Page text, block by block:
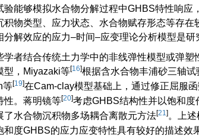
验能够模拟水合物分解过程中GHBS特性响
积物类型、应力状态、水合物赋存形态等存
分解效应的应力–时间–应变理论分析模型是研
学者结合传统土力学中的非线弹性模型或弹
型，Miyazaki等[16]根据含水合物丰浦砂三轴
等[19]在Cam-clay模型基础上，通过修正屈服
性。蒋明镜等[20]考虑GHBS结构性并以饱和
了水合物沉积物多场耦合离散元方法[21] 。上
和度GHBS的应力应变特性具有较好的描述